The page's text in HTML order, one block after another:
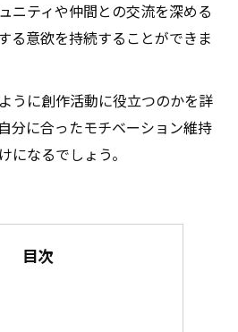
ニティや仲間との交流を深める
る意欲を持続することができま
うに創作活動に役立つのかを詳
分に合ったモチベーション維持
になるでしょう。
目次